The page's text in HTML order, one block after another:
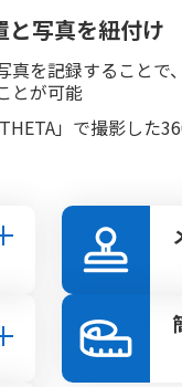
と写真を紐付け
真を記録することで
とが可能
THETA」で撮影した